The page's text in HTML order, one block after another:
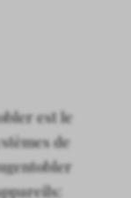
est le
de